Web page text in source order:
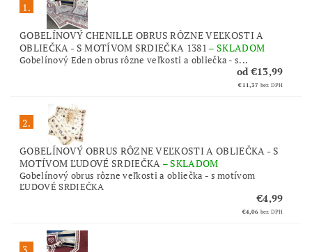
1.
GOBELÍNOVÝ CHENILLE OBRUS RÔZNE VEĽKOSTI A
OBLIEČKA - S MOTÍVOM SRDIEČKA 1381 – SKLADOM
Gobelínový Eden obrus rôzne veľkosti a obliečka - s...
od €13,99
€11,37 bez DPH
2.
GOBELÍNOVÝ OBRUS RÔZNE VEĽKOSTI A OBLIEČKA - S
MOTÍVOM ĽUDOVÉ SRDIEČKA –SKLADOM
Gobelínový obrus rôzne veľkosti a obliečka - s motívom
ĽUDOVÉ SRDIEČKA
€4,99
€4,06 bez DPH